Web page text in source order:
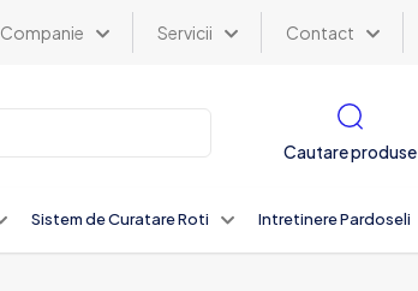
Companie Servicii Contact
Cautare produse
Sistem de Curatare Roti Intretinere Pardoseli